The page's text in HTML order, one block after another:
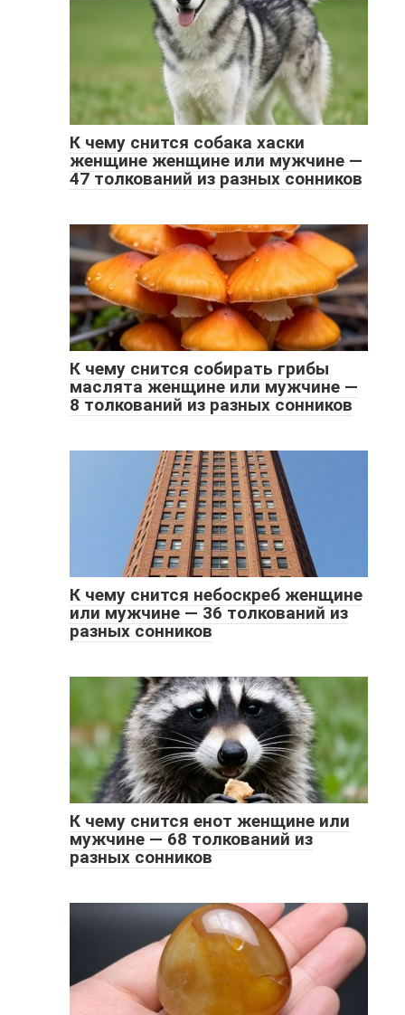
К чему снится собака хаски
женщине женщине или мужчине —
47 толкований из разных сонников
К чему снится собирать грибы
маслята женщине или мужчине —
8 толкований из разных сонников
К чему снится небоскреб женщине
или мужчине — 36 толкований из
разных сонников
К чему снится енот женщине или
мужчине — 68 толкований из
разных сонников